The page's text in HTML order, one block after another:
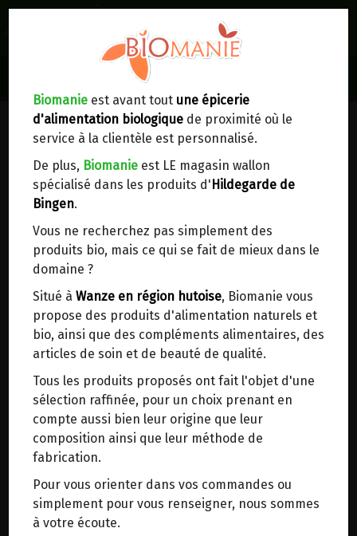
Biomanie est avant tout une épicerie
d'alimentation biologique de proximité où le
service à la clientèle est personnalisé.
De plus, Biomanie est LE magasin wallon
spécialisé dans les produits d' Hildegarde de
Bingen.
Vous ne recherchez pas simplement des
produits bio, mais ce qui se fait de mieux dans le
domaine ?
Situé à Wanze en région hutoise, Biomanie vous
propose des produits d'alimentation naturels et
bio, ainsi que des compléments alimentaires, des
articles de soin et de beauté de qualité.
Tous les produits proposés ont fait l'objet d'une
sélection raffinée, pour un choix prenant en
compte aussi bien leur origine que leur
composition ainsi que leur méthode de
fabrication.
Pour vous orienter dans vos commandes ou
simplement pour vous renseigner, nous sommes
à votre écoute.
Lieux de réception/livraison
Livraison à votre domicile
Nous envoyons votre commande à votre
domicile enBelgique, France, Luxembourg,
Royaume-Uni, Suisse, Pays-Bas, Portugal,
Espagne. Pour d'autres pays, merci de nous
contacter.
Choisir ce lieu
Dans un point d'enlèvement BPost
En choisissant un Point d’enlèvement ou un
distributeur bbox, vous permettez d’éviter des
trajets inutiles. En posant ce choix, vous
contribuez à la réduction des émissions de CO₂
de 30 % en moyenne. Et grâce au plus grand
réseau de distribution de Belgique, il y a
toujours une solution près de chez vous.
Venez chercher votre colis dans un point
d'enlèvement ou distributeur BBox de BPost :
points d'enlèvement ou distributeurs BBox
PAINS, CRACKERS, TARTINES...
Sur commande. A venir retirer au magasin.
EPICERIE BIO >Sans gluten>
Pains, crackers, tartines...